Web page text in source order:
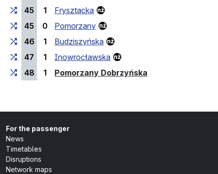
45
1
Frysztacka
45
0
Pomorzany
46
1
Budziszyńska
47
1
Inowrocławska
48
1 Pomorzany Dobrzyńska
For the passenger
News
Timetables
Disruptions
Network maps